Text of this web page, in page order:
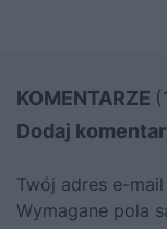
KOMENTARZE
Dodaj
Twój adres e-
Wymagane pola